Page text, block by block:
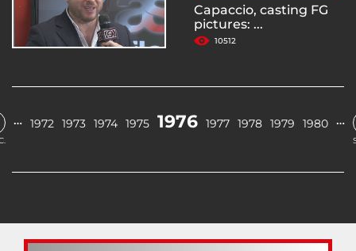
Capaccio, casting FG
pictures: ...
10512
… 1972 1973 1974 1975 1976 1977 1978 1979 1980 …